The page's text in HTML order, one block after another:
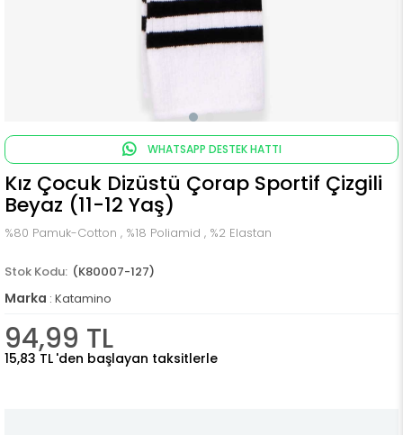
WHATSAPP DESTEK HATTI
Kız Çocuk Dizüstü Çorap Sportif Çizgili
Beyaz (11-12 Yaş)
%80 Pamuk-Cotton , %18 Poliamid , %2 Elastan
(K80007-127)
Marka : Katamino
94,99 TL
15,83 TL 'den başlayan taksitlerle